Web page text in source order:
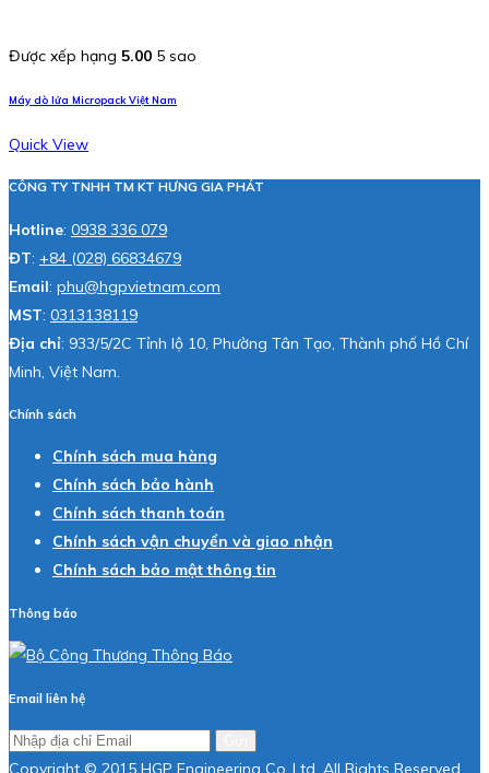
Được xếp hạng 5.00 5 sao
Máy dò lửa Micropack Việt Nam
Quick View
CÔNG TY TNHH TM KT HƯNG GIA PHÁT
Hotline: 0938 336 079
ĐT: +84 (028) 66834679
Email: phu@hgpvietnam.com
MST: 0313138119
Địa chỉ: 933/5/2C Tỉnh lộ 10, Phường Tân Tạo, Thành phố Hồ Chí
Minh, Việt Nam.
Chính sách
Chính sách mua hàng
Chính sách bảo hành
Chính sách thanh toán
Chính sách vận chuyển và giao nhận
Chính sách bảo mật thông tin
Thông báo
Email liên hệ
Copyright © 2015 HGP Engineering Co.,Ltd. All Rights Reserved